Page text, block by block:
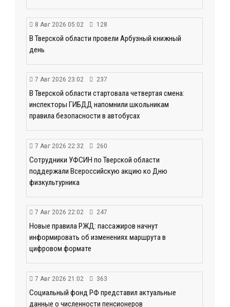
8 Авг 2026 05:02 128
В Тверской области провели Арбузный книжный
день
7 Авг 2026 23:02 237
В Тверской области стартовала четвертая смена:
инспекторы ГИБДД напомнили школьникам
правила безопасности в автобусах
7 Авг 2026 22:32 260
Сотрудники УФСИН по Тверской области
поддержали Всероссийскую акцию ко Дню
физкультурника
7 Авг 2026 22:02 247
Новые правила РЖД: пассажиров начнут
информировать об изменениях маршрута в
цифровом формате
7 Авг 2026 21:02 363
Социальный фонд РФ представил актуальные
данные о численности пенсионеров